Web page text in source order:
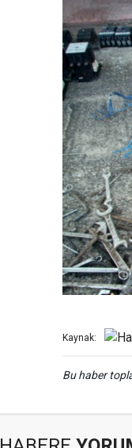
Kaynak:
Bu haber